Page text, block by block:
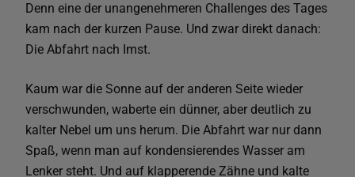
Denn eine der unangenehmeren Challenges des Tages
kam nach der kurzen Pause. Und zwar direkt danach:
Die Abfahrt nach Imst.
Kaum war die Sonne auf der anderen Seite wieder
verschwunden, waberte ein dünner, aber deutlich zu
kalter Nebel um uns herum. Die Abfahrt war nur dann
Spaß, wenn man auf kondensierendes Wasser am
Lenker steht. Und auf klapperende Zähne und kalte